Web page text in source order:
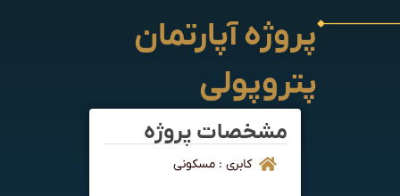
پروژه آپارتمان
پتروپولی
مشخصات پروژه
کابری : مسکونی